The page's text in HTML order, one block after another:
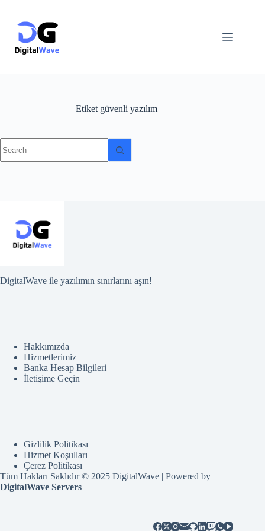
content
Etiket güvenli yazılım
results
DigitalWave ile yazılımın sınırlarını aşın!
Hakkımızda
Hizmetlerimiz
Banka Hesap Bilgileri
İletişime Geçin
Gizlilik Politikası
Hizmet Koşulları
Çerez Politikası
Tüm Hakları Saklıdır © 2025 DigitalWave | Powered by
DigitalWave Servers